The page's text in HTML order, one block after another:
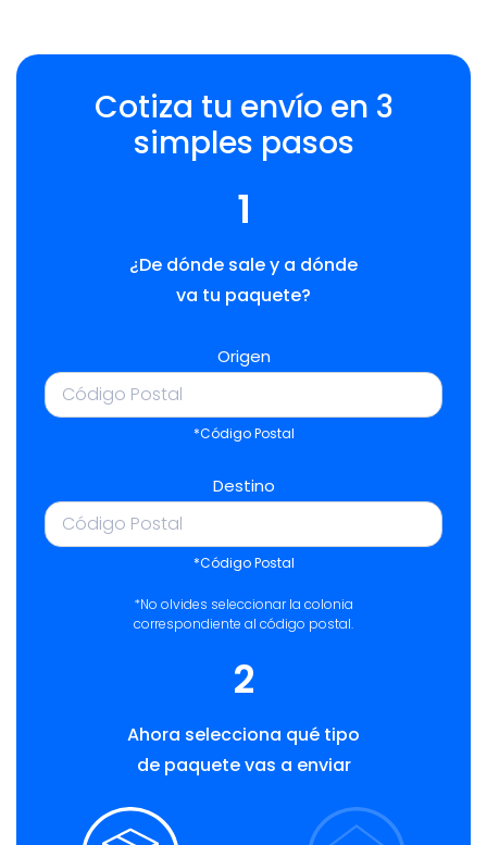
Cotiza tu envío en 3
simples pasos
1
¿De dónde sale y a dónde
va tu paquete?
Origen
*Código Postal
Destino
*Código Postal
*No olvides seleccionar la colonia
correspondiente al código postal.
2
Ahora selecciona qué tipo
de paquete vas a enviar